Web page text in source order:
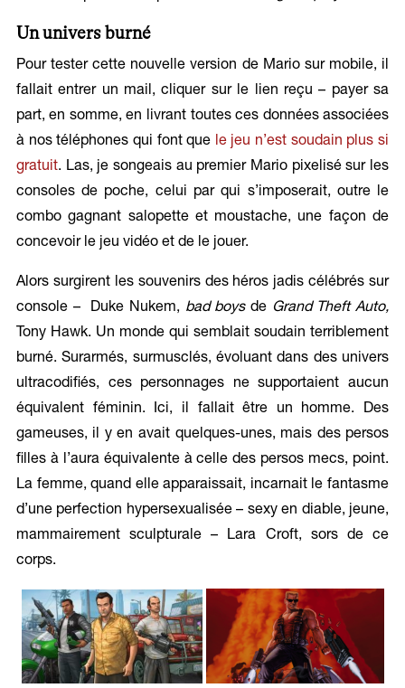
Un univers burné
Pour tester cette nouvelle version de Mario sur mobile, il
fallait entrer un mail, cliquer sur le lien reçu – payer sa
part, en somme, en livrant toutes ces données associées
à nos téléphones qui font que le jeu n’est soudain plus si
gratuit. Las, je songeais au premier Mario pixelisé sur les
consoles de poche, celui par qui s’imposerait, outre le
combo gagnant salopette et moustache, une façon de
concevoir le jeu vidéo et de le jouer.
Alors surgirent les souvenirs des héros jadis célébrés sur
console – Duke Nukem, bad boysde Grand Theft Auto,
Tony Hawk. Un monde qui semblait soudain terriblement
burné. Surarmés, surmusclés, évoluant dans des univers
ultracodifiés, ces personnages ne supportaient aucun
équivalent féminin. Ici, il fallait être un homme. Des
gameuses, il y en avait quelques-unes, mais des persos
filles à l’aura équivalente à celle des persos mecs, point.
La femme, quand elle apparaissait, incarnait le fantasme
d’une perfection hypersexualisée – sexy en diable, jeune,
mammairement sculpturale – Lara Croft, sors de ce
corps.